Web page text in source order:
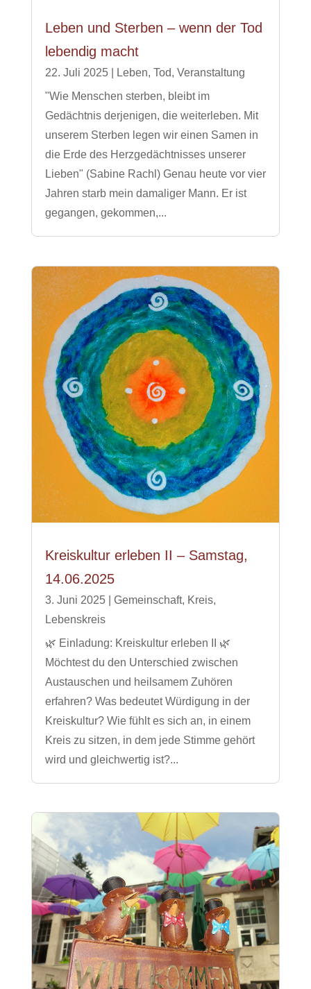
Leben und Sterben – wenn der Tod
lebendig macht
22. Juli 2025| Leben, Tod, Veranstaltung
"Wie Menschen sterben, bleibt im
Gedächtnis derjenigen, die weiterleben. Mit
unserem Sterben legen wir einen Samen in
die Erde des Herzgedächtnisses unserer
Lieben" (Sabine Rachl) Genau heute vor vier
Jahren starb mein damaliger Mann. Er ist
gegangen, gekommen,...
Kreiskultur erleben II – Samstag,
14.06.2025
3. Juni 2025| Gemeinschaft, Kreis,
Lebenskreis
🌿 Einladung: Kreiskultur erleben II 🌿
Möchtest du den Unterschied zwischen
Austauschen und heilsamem Zuhören
erfahren? Was bedeutet Würdigung in der
Kreiskultur? Wie fühlt es sich an, in einem
Kreis zu sitzen, in dem jede Stimme gehört
wird und gleichwertig ist?...